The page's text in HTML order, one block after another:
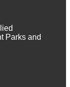
Parks and